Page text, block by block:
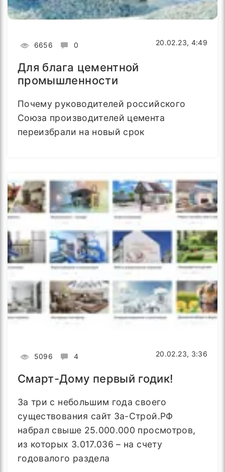
6656 0 20.02.23, 4:49
Для блага цементной
промышленности
Почему руководителей российского
Союза производителей цемента
переизбрали на новый срок
5096 4 20.02.23, 3:36
Смарт-Дому первый годик!
За три с небольшим года своего
существования сайт За-Строй.РФ
набрал свыше 25.000.000 просмотров,
из которых 3.017.036 – на счету
годовалого раздела